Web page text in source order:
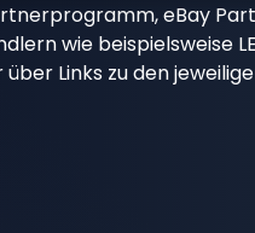
eBay
wie beispielsweise
Links zu den